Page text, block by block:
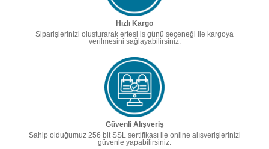
Hızlı Kargo
Siparişlerinizi oluşturarak ertesi iş günü seçeneği ile kargoya
verilmesini sağlayabilirsiniz.
Güvenli Alışveriş
Sahip olduğumuz 256 bit SSL sertifikası ile online alışverişlerinizi
güvenle yapabilirsiniz.